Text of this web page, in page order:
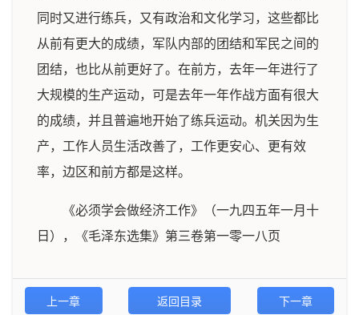
同时又进行练兵，又有政治和文化学习，这些都比
从前有更大的成绩，军队内部的团结和军民之间的
团结，也比从前更好了。在前方，去年一年进行了
大规模的生产运动，可是去年一年作战方面有很大
的成绩，并且普遍地开始了练兵运动。机关因为生
产，工作人员生活改善了，工作更安心、更有效
率，边区和前方都是这样。
《必须学会做经济工作》（一九四五年一月十
日），《毛泽东选集》第三卷第一零一八页
上一章 返回目录 下一章